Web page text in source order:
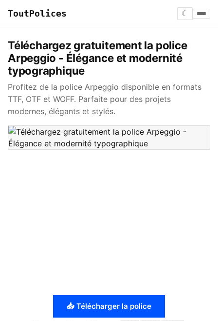
ToutPolices ☾
Téléchargez gratuitement la police
Arpeggio - Élégance et modernité
typographique
Profitez de la police Arpeggio disponible en formats
TTF, OTF et WOFF. Parfaite pour des projets
modernes, élégants et stylés.
📥 Télécharger la police